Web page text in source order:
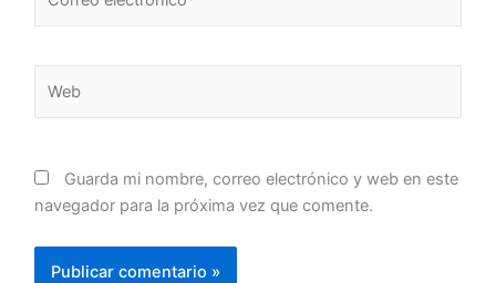
electrónico*
Guarda mi nombre, correo electrónico y web en este
navegador para la próxima vez que comente.